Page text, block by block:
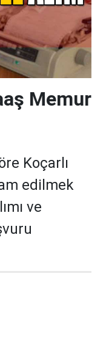
Memur
Koçarlı
edilmek
ve